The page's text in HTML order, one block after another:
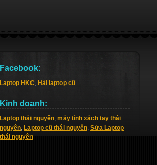
Facebook:
Laptop HKC, Hải laptop cũ
Kinh doanh:
Laptop thái nguyên, máy tính xách tay thái
nguyên, Laptop cũ thái nguyên, Sửa Laptop
thái nguyên